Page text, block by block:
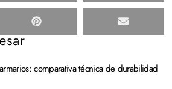
comparativa técnica de durabilidad